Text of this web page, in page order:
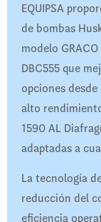
EQUIPSA
de bombas
modelo
DBC555 que
opciones
alto
1590 AL
adaptadas a
La tecnología
reducción del
eficiencia